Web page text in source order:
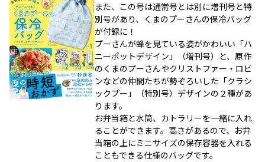
また、この号は通常号とは別に増刊号と特
別号があり、くまのプーさんの保冷バッグ
が付録に！
プーさんが蜂を見ている姿がかわいい「ハ
ニーポットデザイン」（増刊号）と、原作
のくまのプーさんやクリストファー・ロビ
ンなどの仲間たちが勢ぞろいした「クラシ
ックプー」（特別号）デザインの２種があ
ります。
お弁当箱と水筒、カトラリーを一緒に入れ
ることができます。高さがあるので、お弁
当箱の上にミニサイズの保存容器を入れる
こともできる仕様のバッグです。